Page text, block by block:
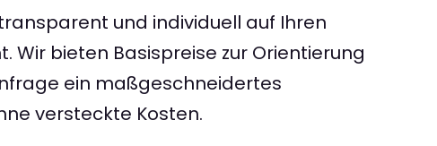
und individuell auf Ihren
Wir bieten Basispreise zur Orientierung
ein maßgeschneidertes
versteckte Kosten.